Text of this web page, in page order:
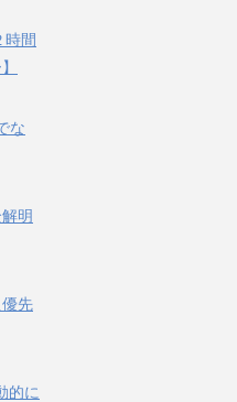
時間
な
明
優先
的に